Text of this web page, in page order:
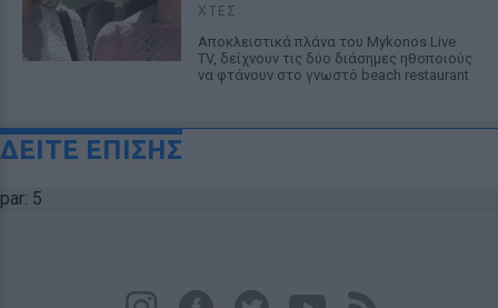
ΧΤΕΣ
Αποκλειστικά πλάνα του Mykonos Live
TV, δείχνουν τις δύο διάσημες ηθοποιούς
να φτάνουν στο γνωστό beach restaurant
ΔΕΙΤΕ ΕΠΙΣΗΣ
par: 5